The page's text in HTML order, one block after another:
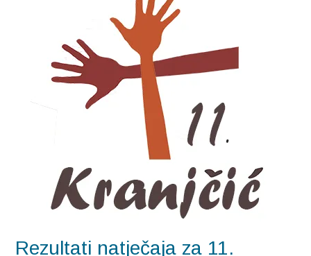
Rezultati natječaja za 11.